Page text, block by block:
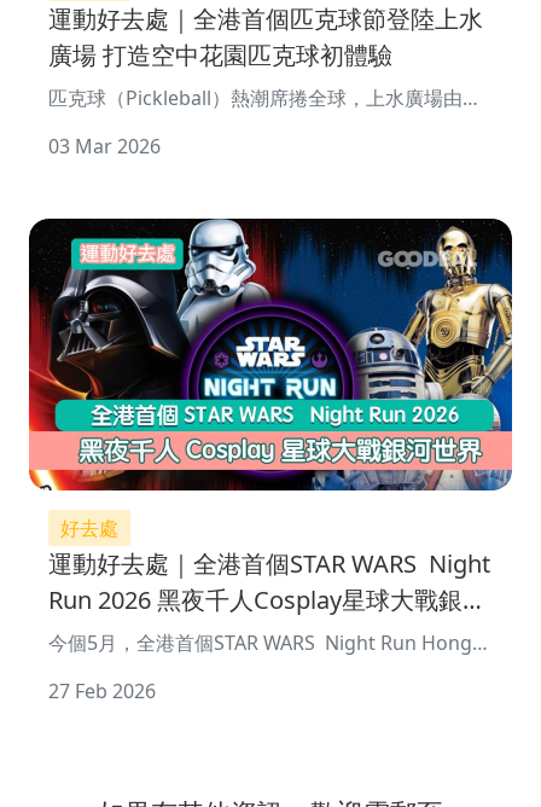
運動好去處｜全港首個匹克球節登陸上水
廣場 打造空中花園匹克球初體驗
匹克球（Pickleball）熱潮席捲全球，上水廣場由即
「PICKLE SKY光影‧動感匹克球
03 Mar 2026
好去處
運動好去處｜全港首個STAR WARS Night
Run 2026 黑夜千人Cosplay星球大戰銀河
世界
今個5月，全港首個STAR WARS Night Run Hong
戰》（STAR WARS）的粉絲，在
27 Feb 2026